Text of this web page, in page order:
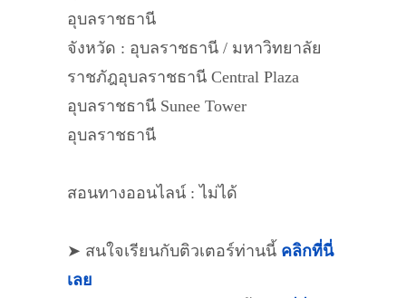
อุบลราชธานี
จังหวัด : อุบลราชธานี / มหาวิทยาลัย
ราชภัฎอุบลราชธานี Central Plaza
อุบลราชธานี Sunee Tower
อุบลราชธานี
สอนทางออนไลน์ : ไม่ได้
➤ สนใจเรียนกับติวเตอร์ท่านนี้ คลิกที่นี่
เลย